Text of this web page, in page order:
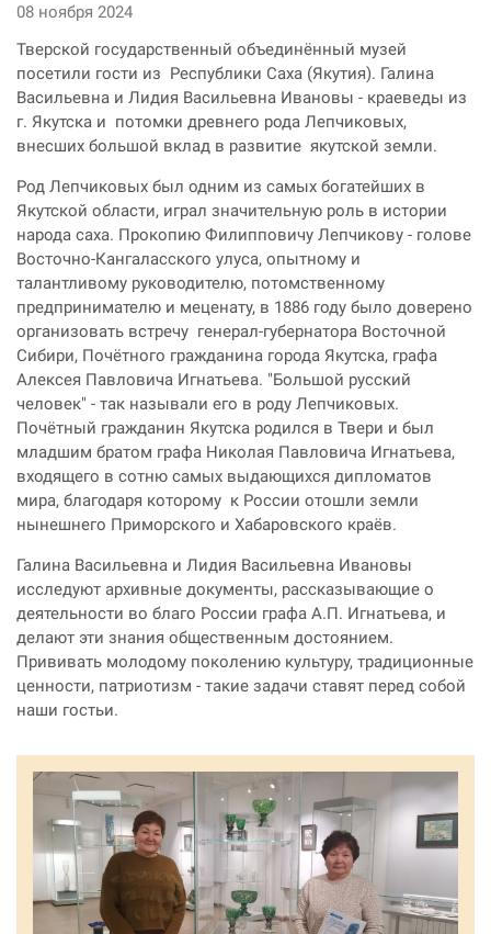
08 ноября 2024
Тверской государственный объединённый музей
посетили гости из Республики Саха (Якутия). Галина
Васильевна и Лидия Васильевна Ивановы - краеведы из
г. Якутска и потомки древнего рода Лепчиковых,
внесших большой вклад в развитие якутской земли.
Род Лепчиковых был одним из самых богатейших в
Якутской области, играл значительную роль в истории
народа саха. Прокопию Филипповичу Лепчикову - голове
Восточно-Кангаласского улуса, опытному и
талантливому руководителю, потомственному
предпринимателю и меценату, в 1886 году было доверено
организовать встречу генерал-губернатора Восточной
Сибири, Почётного гражданина города Якутска, графа
Алексея Павловича Игнатьева. "Большой русский
человек" - так называли его в роду Лепчиковых.
Почётный гражданин Якутска родился в Твери и был
младшим братом графа Николая Павловича Игнатьева,
входящего в сотню самых выдающихся дипломатов
мира, благодаря которому к России отошли земли
нынешнего Приморского и Хабаровского краёв.
Галина Васильевна и Лидия Васильевна Ивановы
исследуют архивные документы, рассказывающие о
деятельности во благо России графа А.П. Игнатьева, и
делают эти знания общественным достоянием.
Прививать молодому поколению культуру, традиционные
ценности, патриотизм - такие задачи ставят перед собой
наши гостьи.